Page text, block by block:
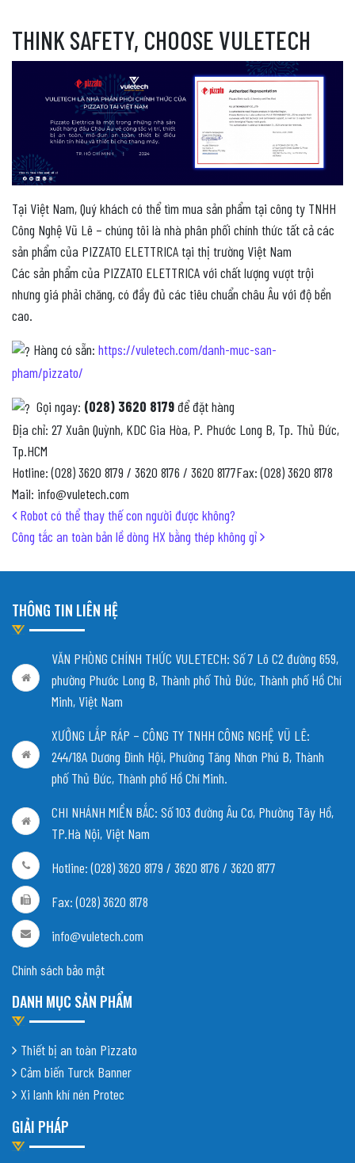
THINK SAFETY, CHOOSE VULETECH
Tại Việt Nam, Quý khách có thể tìm mua sản phẩm tại công ty TNHH
Công Nghệ Vũ Lê – chúng tôi là nhà phân phối chính thức tất cả các
sản phẩm của PIZZATO ELETTRICA tại thị trường Việt Nam
Các sản phẩm của PIZZATO ELETTRICA với chất lượng vượt trội
nhưng giá phải chăng, có đầy đủ các tiêu chuẩn châu Âu với độ bền
cao.
Hàng có sẵn: https://vuletech.com/danh-muc-san-
pham/pizzato/
Gọi ngay: (028) 3620 8179 để đặt hàng
Địa chỉ: 27 Xuân Quỳnh, KDC Gia Hòa, P. Phước Long B, Tp. Thủ Đức,
Tp.HCM
Hotline: (028) 3620 8179 / 3620 8176 / 3620 8177Fax: (028) 3620 8178
Mail: info@vuletech.com
Post navigation
Robot có thể thay thế con người được không?
Công tắc an toàn bản lề dòng HX bằng thép không gỉ
THÔNG TIN LIÊN HỆ
VĂN PHÒNG CHÍNH THỨC VULETECH: Số 7 Lô C2 đường 659,
phường Phước Long B, Thành phố Thủ Đức, Thành phố Hồ Chí
Minh, Việt Nam
XƯỞNG LẮP RÁP – CÔNG TY TNHH CÔNG NGHỆ VŨ LÊ:
244/18A Dương Đình Hội, Phường Tăng Nhơn Phú B, Thành
phố Thủ Đức, Thành phố Hồ Chí Minh.
CHI NHÁNH MIỀN BẮC: Số 103 đường Âu Cơ, Phường Tây Hồ,
TP.Hà Nội, Việt Nam
Hotline: (028) 3620 8179 / 3620 8176 / 3620 8177
Fax: (028) 3620 8178
info@vuletech.com
Chính sách bảo mật
DANH MỤC SẢN PHẨM
Thiết bị an toàn Pizzato
Cảm biến Turck Banner
Xi lanh khí nén Protec
GIẢI PHÁP